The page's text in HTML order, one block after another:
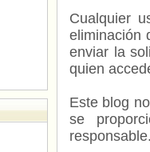
Cualquier
eliminación
enviar la
quien
Este blog
se